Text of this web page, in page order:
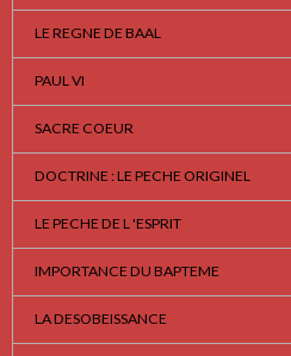
LE REGNE DE BAAL
PAUL VI
SACRE COEUR
DOCTRINE : LE PECHE ORIGINEL
LE PECHE DE L 'ESPRIT
IMPORTANCE DU BAPTEME
LA DESOBEISSANCE